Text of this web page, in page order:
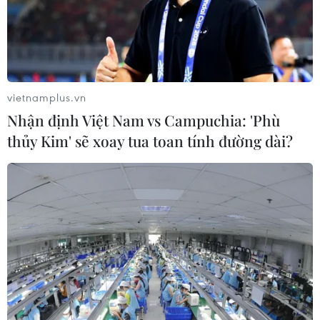
25 bang của Mỹ kiện chính quyền
liên bang về chính sách thuế quan
mới
03/08/2026 23:34
Ông Jay Clayton tuyên thệ nhậm
chức Giám đốc Tình báo Quốc gia
Mỹ
03/08/2026 22:44
Số lượng doanh nghiệp vừa, nhỏ,
siêu nhỏ Cuba tăng mạnh, vượt mốc
15.600
03/08/2026 02:15
vietnamplus.vn
Nhận định Việt Nam vs Campuchia: 'Phù
thủy Kim' sẽ xoay tua toan tính đường dài?